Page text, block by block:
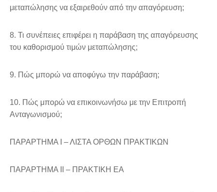
μεταπώλησης να εξαιρεθούν από την απαγόρευση;
8. Τι συνέπειες επιφέρει η παράβαση της απαγόρευσης
του καθορισμού τιμών μεταπώλησης;
9. Πώς μπορώ να αποφύγω την παράβαση;
10. Πώς μπορώ να επικοινωνήσω με την Επιτροπή
Ανταγωνισμού;
ΠΑΡΑΡΤΗΜΑ Ι – ΛΙΣΤΑ ΟΡΘΩΝ ΠΡΑΚΤΙΚΩΝ
ΠΑΡΑΡΤΗΜΑ ΙI – ΠΡΑΚΤΙΚΗ ΕΑ